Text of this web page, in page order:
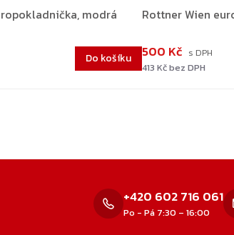
modrá
Do košíku
Rottner Wien
413 Kč bez DPH
500 Kč
+420 602 716 061
Po - Pá 7:30 – 16:00